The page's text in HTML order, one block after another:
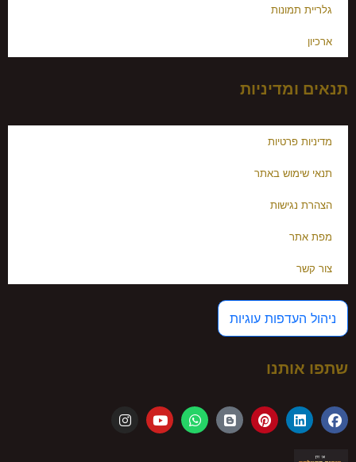
גלריית תמונות
ארכיון
תנאים ומדיניות
מדיניות פרטיות
תנאי שימוש באתר
הצהרת נגישות
מפת אתר
צור קשר
ניהול העדפות עוגיות
שתפו אותנו